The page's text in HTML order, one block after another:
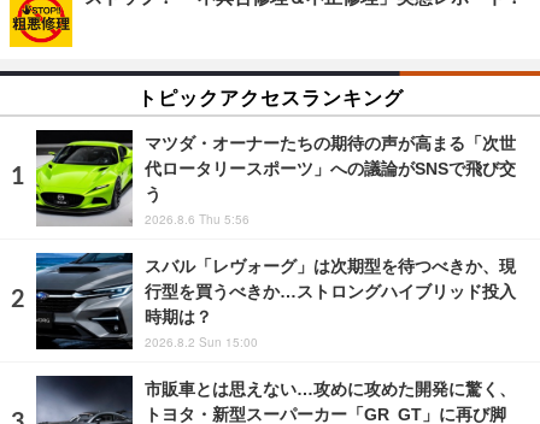
トピックアクセスランキング
マツダ・オーナーたちの期待の声が高まる「次世
代ロータリースポーツ」への議論がSNSで飛び交
う
2026.8.6 Thu 5:56
スバル「レヴォーグ」は次期型を待つべきか、現
行型を買うべきか…ストロングハイブリッド投入
時期は？
2026.8.2 Sun 15:00
市販車とは思えない…攻めに攻めた開発に驚く、
トヨタ・新型スーパーカー「GR GT」に再び脚